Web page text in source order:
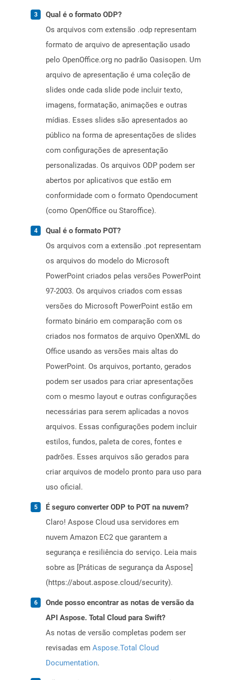
Qual é o formato ODP?
Os arquivos com extensão .odp representam
formato de arquivo de apresentação usado
pelo OpenOffice.org no padrão Oasisopen. Um
arquivo de apresentação é uma coleção de
slides onde cada slide pode incluir texto,
imagens, formatação, animações e outras
mídias. Esses slides são apresentados ao
público na forma de apresentações de slides
com configurações de apresentação
personalizadas. Os arquivos ODP podem ser
abertos por aplicativos que estão em
conformidade com o formato Opendocument
(como OpenOffice ou Staroffice).
Qual é o formato POT?
Os arquivos com a extensão .pot representam
os arquivos do modelo do Microsoft
PowerPoint criados pelas versões PowerPoint
97-2003. Os arquivos criados com essas
versões do Microsoft PowerPoint estão em
formato binário em comparação com os
criados nos formatos de arquivo OpenXML do
Office usando as versões mais altas do
PowerPoint. Os arquivos, portanto, gerados
podem ser usados ​​para criar apresentações
com o mesmo layout e outras configurações
necessárias para serem aplicadas a novos
arquivos. Essas configurações podem incluir
estilos, fundos, paleta de cores, fontes e
padrões. Esses arquivos são gerados para
criar arquivos de modelo pronto para uso para
uso oficial.
É seguro converter ODP to POT na nuvem?
Claro! Aspose Cloud usa servidores em
nuvem Amazon EC2 que garantem a
segurança e resiliência do serviço. Leia mais
sobre as [Práticas de segurança da Aspose]
(https://about.aspose.cloud/security).
Onde posso encontrar as notas de versão da
API Aspose. Total Cloud para Swift?
As notas de versão completas podem ser
revisadas em Aspose.Total Cloud
Documentation.